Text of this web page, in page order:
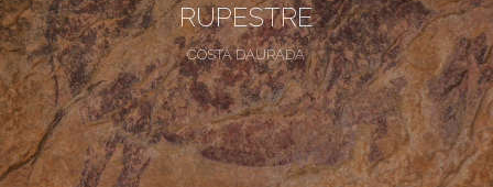
RUPESTRE
COSTA DAURADA